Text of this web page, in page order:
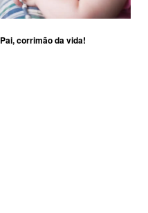
Pai, corrimão da vida!